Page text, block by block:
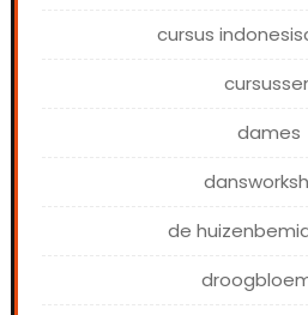
cursus
dames
de